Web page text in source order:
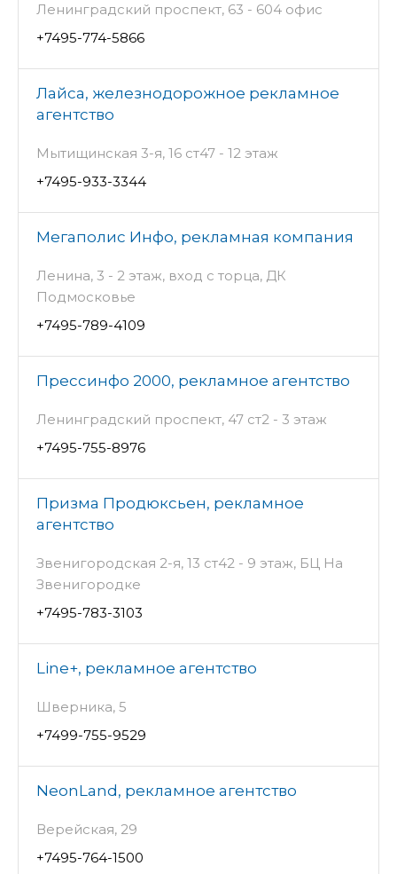
Ленинградский проспект, 63 - 604 офис
+7495-774-5866
Лайса, железнодорожное рекламное
агентство
Мытищинская 3-я, 16 ст47 - 12 этаж
+7495-933-3344
Мегаполис Инфо, рекламная компания
Ленина, 3 - 2 этаж, вход с торца, ДК
Подмосковье
+7495-789-4109
Прессинфо 2000, рекламное агентство
Ленинградский проспект, 47 ст2 - 3 этаж
+7495-755-8976
Призма Продюксьен, рекламное
агентство
Звенигородская 2-я, 13 ст42 - 9 этаж, БЦ На
Звенигородке
+7495-783-3103
Line+, рекламное агентство
Шверника, 5
+7499-755-9529
NeonLand, рекламное агентство
Верейская, 29
+7495-764-1500